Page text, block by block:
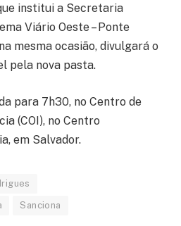
institui a Secretaria
Viário Oeste – Ponte
mesma ocasião, divulgará o
pela nova pasta.
para 7h30, no Centro de
(COI), no Centro
em Salvador.
Sanciona